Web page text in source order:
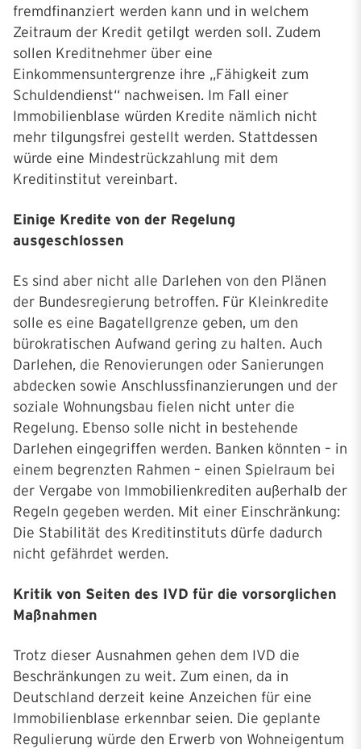
fremdfinanziert werden kann und in welchem
Zeitraum der Kredit getilgt werden soll. Zudem
sollen Kreditnehmer über eine
Einkommensuntergrenze ihre „Fähigkeit zum
Schuldendienst“ nachweisen. Im Fall einer
Immobilienblase würden Kredite nämlich nicht
mehr tilgungsfrei gestellt werden. Stattdessen
würde eine Mindestrückzahlung mit dem
Kreditinstitut vereinbart.
Einige Kredite von der Regelung
ausgeschlossen
Es sind aber nicht alle Darlehen von den Plänen
der Bundesregierung betroffen. Für Kleinkredite
solle es eine Bagatellgrenze geben, um den
bürokratischen Aufwand gering zu halten. Auch
Darlehen, die Renovierungen oder Sanierungen
abdecken sowie Anschlussfinanzierungen und der
soziale Wohnungsbau fielen nicht unter die
Regelung. Ebenso solle nicht in bestehende
Darlehen eingegriffen werden. Banken könnten – in
einem begrenzten Rahmen – einen Spielraum bei
der Vergabe von Immobilienkrediten außerhalb der
Regeln gegeben werden. Mit einer Einschränkung:
Die Stabilität des Kreditinstituts dürfe dadurch
nicht gefährdet werden.
Kritik von Seiten des IVD für die vorsorglichen
Maßnahmen
Trotz dieser Ausnahmen gehen dem IVD die
Beschränkungen zu weit. Zum einen, da in
Deutschland derzeit keine Anzeichen für eine
Immobilienblase erkennbar seien. Die geplante
Regulierung würde den Erwerb von Wohneigentum